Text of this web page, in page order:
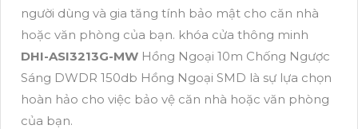
người dùng và gia tăng tính bảo mật cho căn nhà
hoặc văn phòng của bạn. khóa cửa thông minh
DHI-ASI3213G-MW Hồng Ngoại 10m Chống Ngược
Sáng DWDR 150db Hồng Ngoại SMD là sự lựa chọn
hoàn hảo cho việc bảo vệ căn nhà hoặc văn phòng
của bạn.